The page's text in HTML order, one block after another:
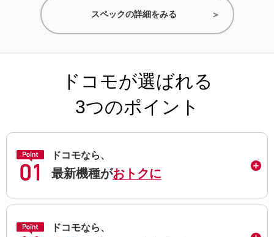
スペックの詳細をみる
ドコモが選ばれる
3つのポイント
ドコモなら、
最新機種がおトクに
ドコモなら、